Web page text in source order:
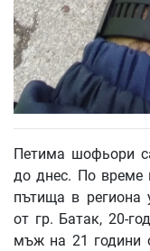
Петима шофьори
до днес. По време
пътища в региона
от гр. Батак, 20-
мъж на 21 години